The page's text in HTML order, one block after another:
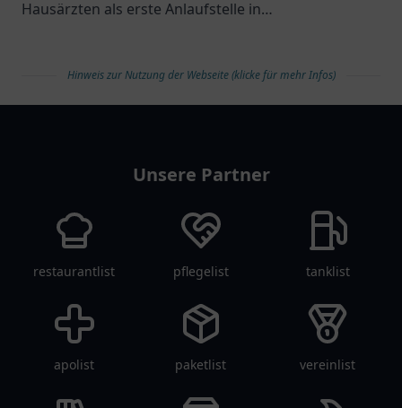
Hausärzten als erste Anlaufstelle in
Hinweis zur Nutzung der Webseite (klicke für mehr Infos)
Unsere Partner
restaurantlist pflegelist tanklist
apolist paketlist vereinlist